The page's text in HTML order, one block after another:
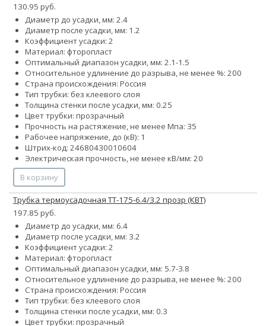
130.95 руб.
Диаметр до усадки, мм: 2.4
Диаметр после усадки, мм: 1.2
Коэффициент усадки: 2
Материал: фторопласт
Оптимальный диапазон усадки, мм: 2.1-1.5
Относительное удлинение до разрыва, не менее %: 200
Страна происхождения: Россия
Тип трубки: без клеевого слоя
Толщина стенки после усадки, мм: 0.25
Цвет трубки: прозрачный
Прочность на растяжение, не менее Мпа: 35
Рабочее напряжение, до (кВ): 1
Штрих-код: 24680430010604
Электрическая прочность, не менее кВ/мм: 20
В корзину
Трубка термоусадочная ТТ-175-6.4/3.2 прозр (КВТ)
197.85 руб.
Диаметр до усадки, мм: 6.4
Диаметр после усадки, мм: 3.2
Коэффициент усадки: 2
Материал: фторопласт
Оптимальный диапазон усадки, мм: 5.7-3.8
Относительное удлинение до разрыва, не менее %: 200
Страна происхождения: Россия
Тип трубки: без клеевого слоя
Толщина стенки после усадки, мм: 0.3
Цвет трубки: прозрачный